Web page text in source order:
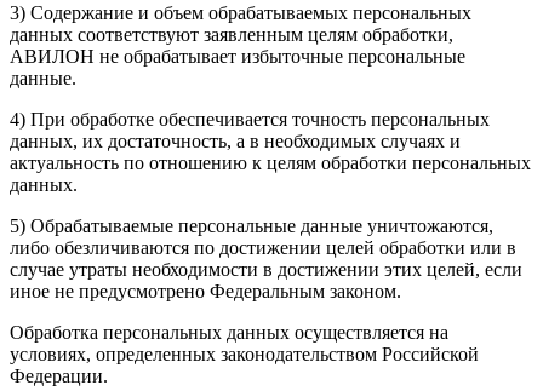
3) Содержание и объем обрабатываемых персональных
данных соответствуют заявленным целям обработки,
АВИЛОН не обрабатывает избыточные персональные
данные.
4) При обработке обеспечивается точность персональных
данных, их достаточность, а в необходимых случаях и
актуальность по отношению к целям обработки персональных
данных.
5) Обрабатываемые персональные данные уничтожаются,
либо обезличиваются по достижении целей обработки или в
случае утраты необходимости в достижении этих целей, если
иное не предусмотрено Федеральным законом.
Обработка персональных данных осуществляется на
условиях, определенных законодательством Российской
Федерации.